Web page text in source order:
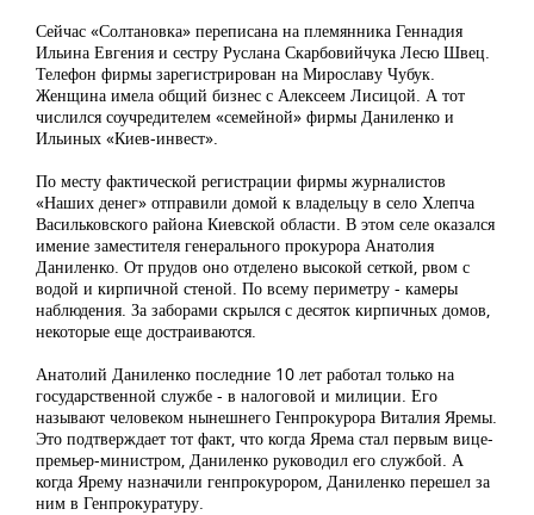
Сейчас «Солтановка» переписана на племянника Геннадия
Ильина Евгения и сестру Руслана Скарбовийчука Лесю Швец.
Телефон фирмы зарегистрирован на Мирославу Чубук.
Женщина имела общий бизнес с Алексеем Лисицой. А тот
числился соучредителем «семейной» фирмы Даниленко и
Ильиных «Киев-инвест».
По месту фактической регистрации фирмы журналистов
«Наших денег» отправили домой к владельцу в село Хлепча
Васильковского района Киевской области. В этом селе оказался
имение заместителя генерального прокурора Анатолия
Даниленко. От прудов оно отделено высокой сеткой, рвом с
водой и кирпичной стеной. По всему периметру - камеры
наблюдения. За заборами скрылся с десяток кирпичных домов,
некоторые еще достраиваются.
Анатолий Даниленко последние 10 лет работал только на
государственной службе - в налоговой и милиции. Его
называют человеком нынешнего Генпрокурора Виталия Яремы.
Это подтверждает тот факт, что когда Ярема стал первым вице-
премьер-министром, Даниленко руководил его службой. А
когда Ярему назначили генпрокурором, Даниленко перешел за
ним в Генпрокуратуру.